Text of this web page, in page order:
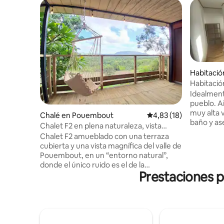
Chalé en Pouembout Calificación
4,83 (18)
Chalet F2 en plena naturaleza, vista
panorámica
Chalet F2 amueblado con una terraza
cubierta y una vista magnífica del valle de
Pouembout, en un “entorno natural”,
donde el único ruido es el de la
naturaleza y los animales de los
bout
pueblo. Aire acondicionado, internet de
muy alta
baño y
Disfrute
entorno
Prestaciones